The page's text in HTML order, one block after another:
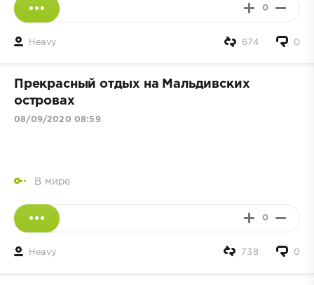
0
Heavy 0
674
Прекрасный отдых на Мальдивских
островах
08/09/2020 08:59
В мире
0
Heavy 0
738